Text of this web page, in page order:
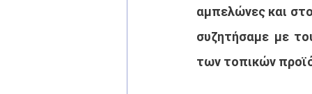
αμπελώνες και
συζητήσαμε με
των τοπικών